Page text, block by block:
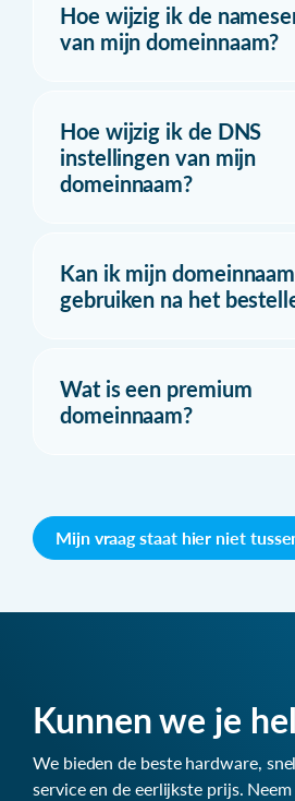
Hoe wijzig ik de
van mijn domeinnaam?
Hoe wijzig ik de DNS
instellingen van mijn
domeinnaam?
Kan ik mijn
gebruiken na het
Wat is een premium
domeinnaam?
Mijn vraag staat hier niet
Kunnen we je
We bieden de beste hardware,
service en de eerlijkste prijs.